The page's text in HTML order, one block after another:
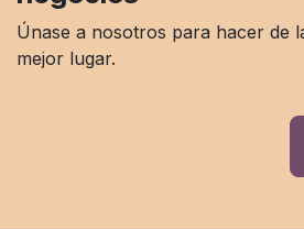
Únase a nosotros para hacer de
mejor lugar.